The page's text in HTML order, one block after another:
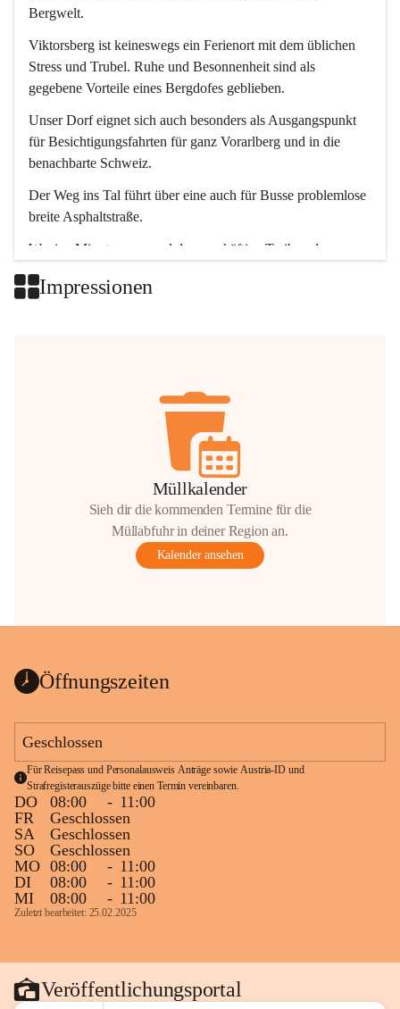
Bergwelt.
Viktorsberg ist keineswegs ein Ferienort mit dem üblichen
Stress und Trubel. Ruhe und Besonnenheit sind als
gegebene Vorteile eines Bergdofes geblieben.
Unser Dorf eignet sich auch besonders als Ausgangspunkt
für Besichtigungsfahrten für ganz Vorarlberg und in die
benachbarte Schweiz.
Der Weg ins Tal führt über eine auch für Busse problemlose
breite Asphaltstraße.
Wenige Minuten nur, und das geschäftige Treiben der
Impressionen
Müllkalender
Sieh dir die kommenden Termine für die
Müllabfuhr in deiner Region an.
Kalender ansehen
Öffnungszeiten
Geschlossen
Für Reisepass und Personalausweis Anträge sowie Austria-ID und
Strafregisterauszüge bitte einen Termin vereinbaren.
DO 08:00 - 11:00
FR
Geschlossen
SA
Geschlossen
SO
Geschlossen
MO 08:00 - 11:00
DI
08:00 - 11:00
MI
08:00 - 11:00
Zuletzt bearbeitet: 25.02.2025
Veröffentlichungsportal